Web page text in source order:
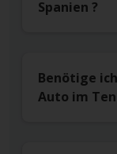
Spanien ?
Benötige
Auto im